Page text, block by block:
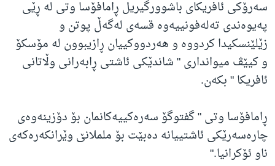
سەرۆکی ئافریکای باشوورگیریل ڕامافۆسا وتی لە ڕێی
پەیوەندی تەلەفونییەوە قسەی لەگەڵ پوتن و
زێلێنسکیدا کردووە و هەردووکییان ڕازیبوون لە مۆسکۆ
و کیێڤ میوانداری " شاندێکی ئاشتی ڕابەرانی وڵاتانی
ئافریکا " بکەن.
ڕامافۆسا وتی " گفتوگۆ سەرەکییەکانمان بۆ دۆزینەوەی
چارەسەرێکی ئاشتییانە دەبێت بۆ ململانێ وێرانکەرەکەی
ناو ئۆکرانیا."